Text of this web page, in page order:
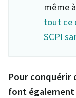
même
tout ce
SCPI
Pour conquérir
font également